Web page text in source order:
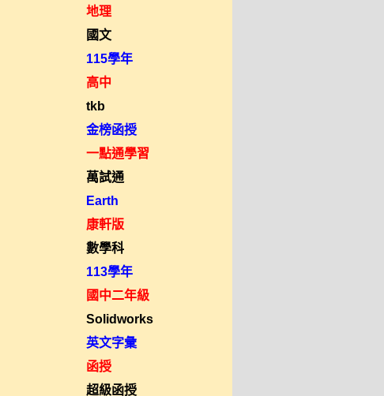
地理
國文
115學年
高中
tkb
金榜函授
一點通學習
萬試通
Earth
康軒版
數學科
113學年
國中二年級
Solidworks
英文字彙
函授
超級函授